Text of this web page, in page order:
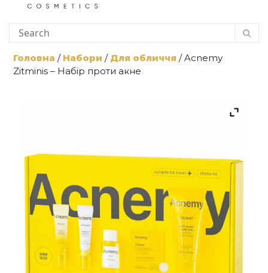
Головна / Набори / Для обличчя / Acnemy
Zitminis – Набір проти акне